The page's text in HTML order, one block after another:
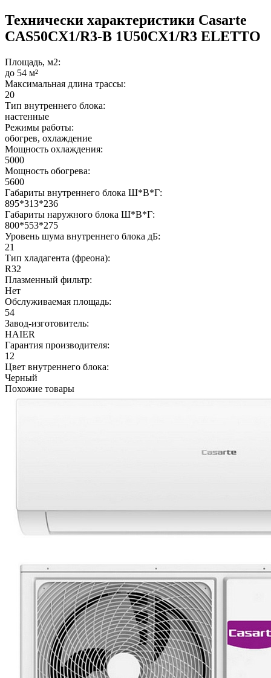
Технически характеристики Casarte
CAS50CX1/R3-B 1U50CX1/R3 ELETTO
Площадь, м2:
до 54 м²
Максимальная длина трассы:
20
Тип внутреннего блока:
настенные
Режимы работы:
обогрев, охлаждение
Мощность охлаждения:
5000
Мощность обогрева:
5600
Габариты внутреннего блока Ш*В*Г:
895*313*236
Габариты наружного блока Ш*В*Г:
800*553*275
Уровень шума внутреннего блока дБ:
21
Тип хладагента (фреона):
R32
Плазменный фильтр:
Нет
Обслуживаемая площадь:
54
Завод-изготовитель:
HAIER
Гарантия производителя:
12
Цвет внутреннего блока:
Черный
Похожие товары